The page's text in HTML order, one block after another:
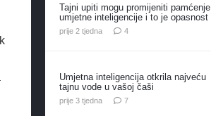
Tajni upiti mogu promijeniti pamćenje
umjetne inteligencije i to je opasnost
prije 2 tjedna 4komentara
Umjetna inteligencija otkrila najveću
tajnu vode u vašoj čaši
prije 3 tjedna 7komentara